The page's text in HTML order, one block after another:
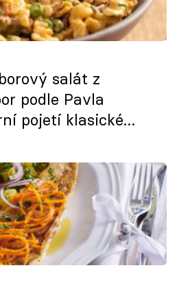
salát z
podle Pavla
pojetí klasické